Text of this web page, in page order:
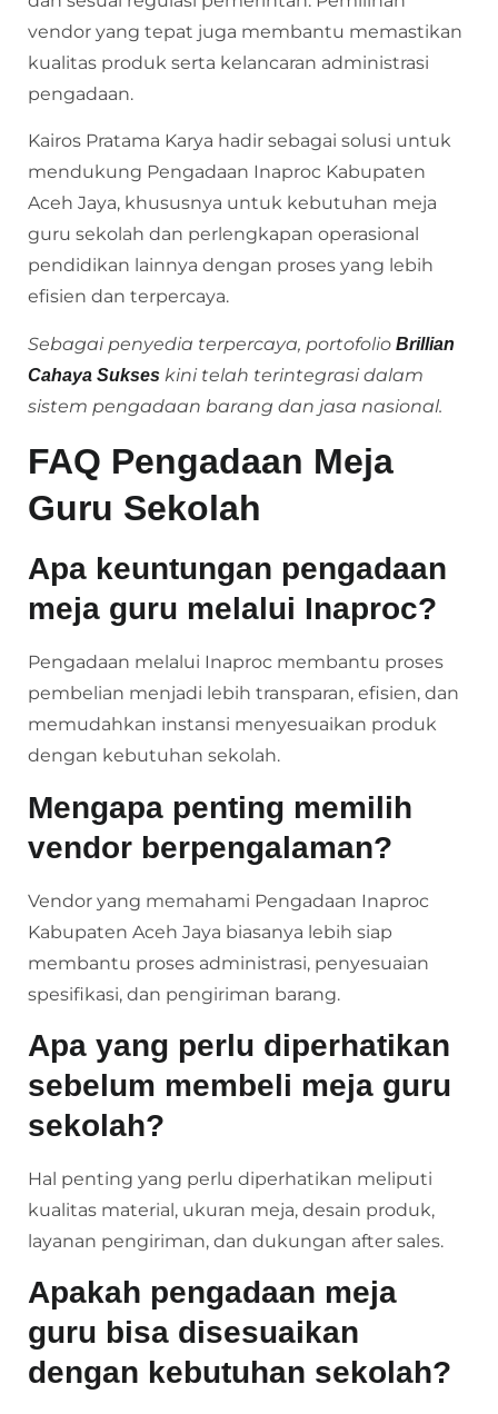
vendor yang tepat juga membantu memastikan
kualitas produk serta kelancaran administrasi
pengadaan.
Kairos Pratama Karya hadir sebagai solusi untuk
mendukung Pengadaan Inaproc Kabupaten
Aceh Jaya, khususnya untuk kebutuhan meja
guru sekolah dan perlengkapan operasional
pendidikan lainnya dengan proses yang lebih
efisien dan terpercaya.
Sebagai penyedia terpercaya, portofolio Brillian
Cahaya Sukses kini telah terintegrasi dalam
sistem pengadaan barang dan jasa nasional.
FAQ Pengadaan Meja
Guru Sekolah
Apa keuntungan pengadaan
meja guru melalui Inaproc?
Pengadaan melalui Inaproc membantu proses
pembelian menjadi lebih transparan, efisien, dan
memudahkan instansi menyesuaikan produk
dengan kebutuhan sekolah.
Mengapa penting memilih
vendor berpengalaman?
Vendor yang memahami Pengadaan Inaproc
Kabupaten Aceh Jaya biasanya lebih siap
membantu proses administrasi, penyesuaian
spesifikasi, dan pengiriman barang.
Apa yang perlu diperhatikan
sebelum membeli meja guru
sekolah?
Hal penting yang perlu diperhatikan meliputi
kualitas material, ukuran meja, desain produk,
layanan pengiriman, dan dukungan after sales.
Apakah pengadaan meja
guru bisa disesuaikan
dengan kebutuhan sekolah?